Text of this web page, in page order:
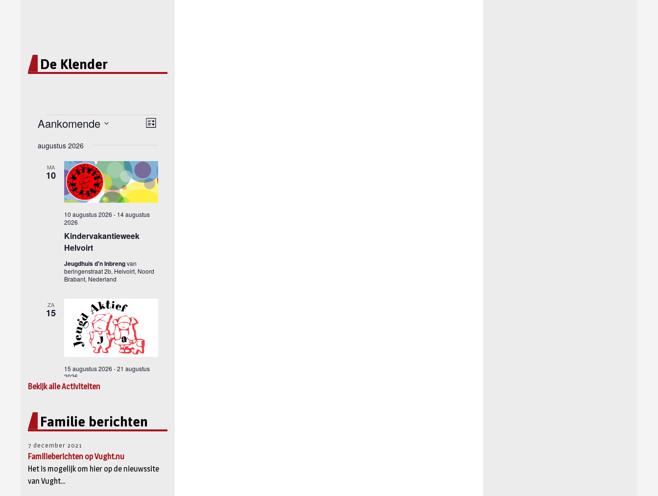
De Klender
Bekijk alle Activiteiten
Familie berichten
7 december 2021
Familieberichten op Vught.nu
Het is mogelijk om hier op de nieuwssite
van Vught...